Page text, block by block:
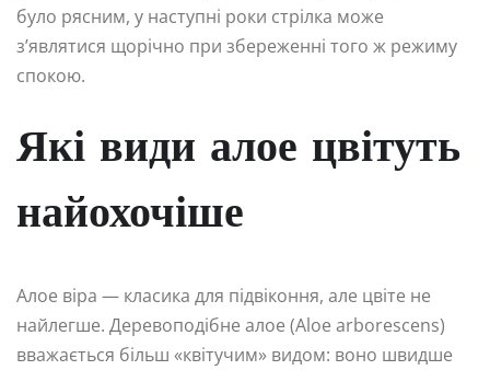
було рясним, у наступні роки стрілка може
з’являтися щорічно при збереженні того ж режиму
спокою.
Які види алое цвітуть
найохочіше
Алое віра — класика для підвіконня, але цвіте не
найлегше. Деревоподібне алое (Aloe arborescens)
вважається більш «квітучим» видом: воно швидше